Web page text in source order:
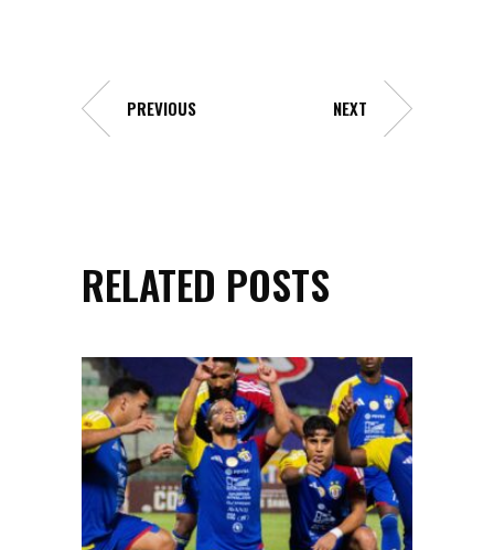
PREVIOUS NEXT
RELATED POSTS